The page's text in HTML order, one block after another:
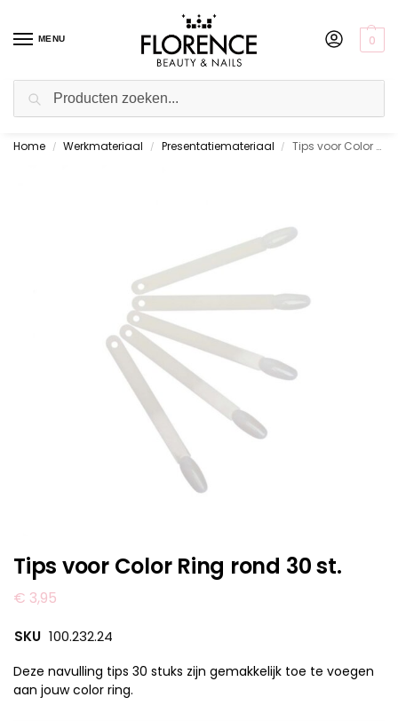
MENU 0
Gratis ophalen in de showroom
Home / Werkmateriaal / Presentatiemateriaal / Tips voor Color Ring rond 30 st.
Tips voor Color Ring rond 30 st.
€ 3,95
SKU 100.232.24
Deze navulling tips 30 stuks zijn gemakkelijk toe te voegen
aan jouw color ring.